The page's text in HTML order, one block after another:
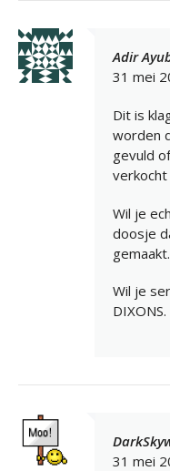
Adir
31 mei
Dit is
worden
gevuld
Wil je
doosje
gemaakt.
Wil je
DIXONS.
31 mei